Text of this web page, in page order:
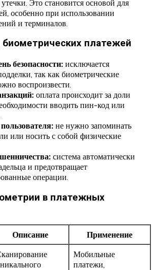
Это становится основой для
особенно при использовании
и терминалов.
платежей
безопасности: исключается
так как биометрические
воспроизвести.
оплата происходит за доли
вводить пин-код или
не нужно запоминать
или носить с собой физические
система автоматически
и предотвращает
операции.
в платежных
Описание Применение
Мобильные
платежи,